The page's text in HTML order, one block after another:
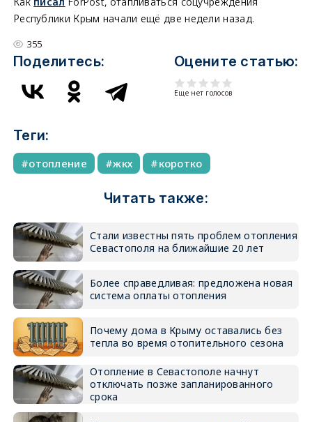
Республики Крым начали ещё две недели назад.
355
Поделитесь: Оцените статью:
Еще нет голосов
Теги:
отопление жкх коротко
Читать также:
Стали известны пять проблем отопления
Севастополя на ближайшие 20 лет
Более справедливая: предложена новая
система оплаты отопления
Почему дома в Крыму оставались без
тепла во время отопительного сезона
Отопление в Севастополе начнут
отключать позже запланированного
срока